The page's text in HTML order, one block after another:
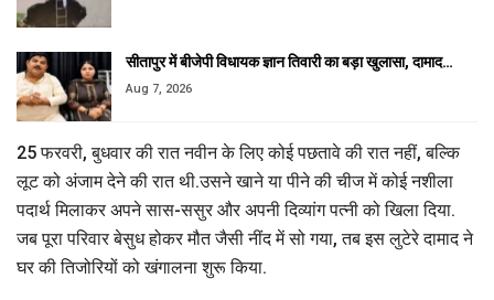
सीतापुर में बीजेपी विधायक ज्ञान तिवारी का बड़ा खुलासा, दामाद…
Aug 7, 2026
25 फरवरी, बुधवार की रात नवीन के लिए कोई पछतावे की रात नहीं, बल्कि
लूट को अंजाम देने की रात थी.उसने खाने या पीने की चीज में कोई नशीला
पदार्थ मिलाकर अपने सास-ससुर और अपनी दिव्यांग पत्नी को खिला दिया.
जब पूरा परिवार बेसुध होकर मौत जैसी नींद में सो गया, तब इस लुटेरे दामाद ने
घर की तिजोरियों को खंगालना शुरू किया.